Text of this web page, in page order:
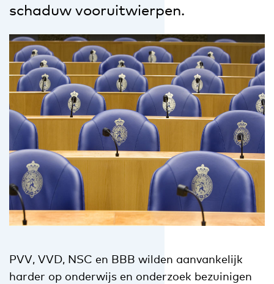
schaduw vooruitwierpen.
PVV, VVD, NSC en BBB wilden aanvankelijk
harder op onderwijs en onderzoek bezuinigen